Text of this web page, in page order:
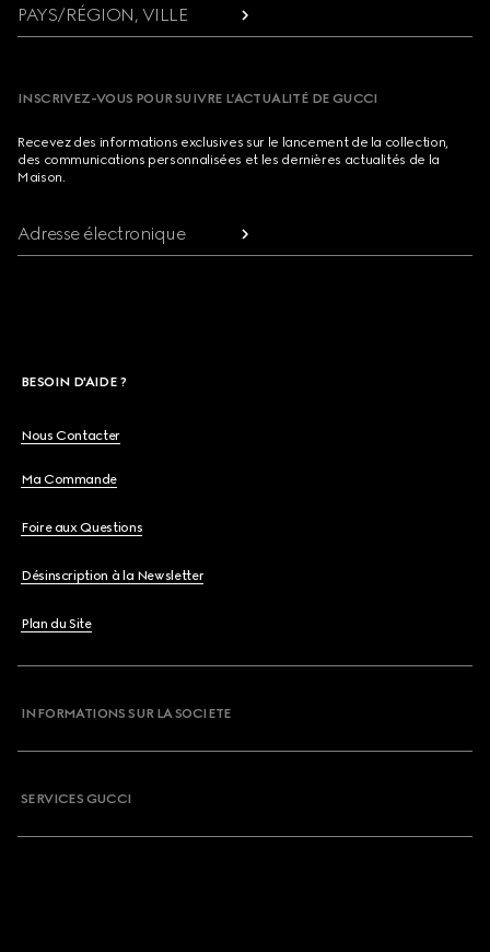
PAYS/RÉGION, VILLE
INSCRIVEZ-VOUS POUR SUIVRE L’ACTUALITÉ DE GUCCI
Recevez des informations exclusives sur le lancement de la collection,
des communications personnalisées et les dernières actualités de la
Maison.
Adresse électronique
BESOIN D'AIDE ?
Nous Contacter
Ma Commande
Foire aux Questions
Désinscription à la Newsletter
Plan du Site
INFORMATIONS SUR LA SOCIETE
SERVICES GUCCI